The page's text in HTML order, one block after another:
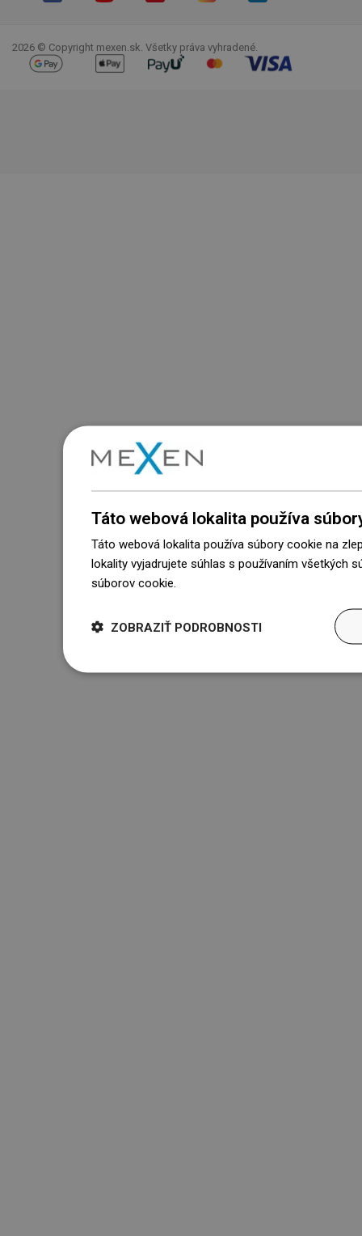
2026 © Copyright mexen.sk. Všetky práva vyhradené.
Táto webová lokalita používa
Táto webová lokalita používa súbory cookie na
lokality vyjadrujete súhlas s používaním všetkých
súborov cookie.
ZOBRAZIŤ PODROBNOSTI